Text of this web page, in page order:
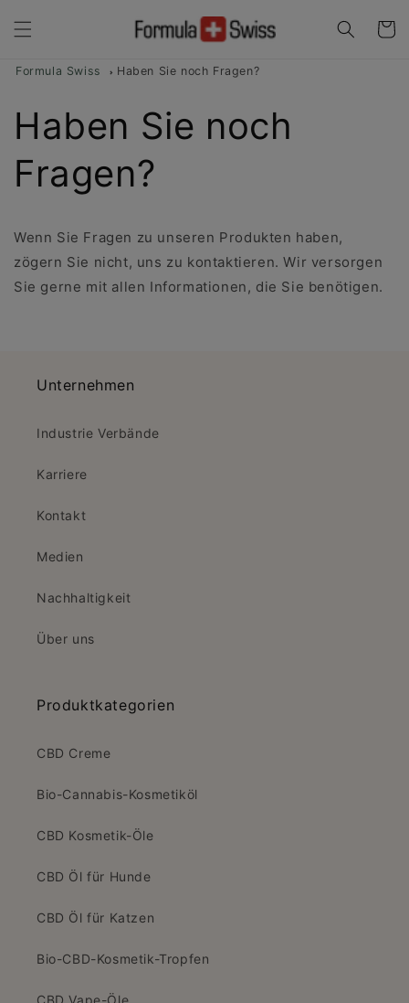
zum
Inhalt
Formula Swiss Haben Sie noch Fragen?
Haben Sie noch
Fragen?
Wenn Sie Fragen zu unseren Produkten haben,
zögern Sie nicht, uns zu kontaktieren. Wir versorgen
Sie gerne mit allen Informationen, die Sie benötigen.
Unternehmen
Industrie Verbände
Karriere
Kontakt
Medien
Nachhaltigkeit
Über uns
Produktkategorien
CBD Creme
Bio-Cannabis-Kosmetiköl
CBD Kosmetik-Öle
CBD Öl für Hunde
CBD Öl für Katzen
Bio-CBD-Kosmetik-Tropfen